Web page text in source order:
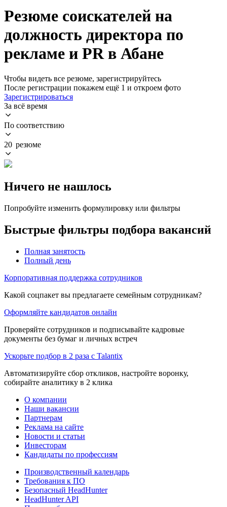
Резюме соискателей на
должность директора по
рекламе и PR в Абане
Чтобы видеть все резюме, зарегистрируйтесь
После регистрации покажем ещё 1 и откроем фото
Зарегистрироваться
За всё время
По соответствию
20 резюме
Ничего не нашлось
Попробуйте изменить формулировку или фильтры
Быстрые фильтры подбора вакансий
Полная занятость
Полный день
Корпоративная поддержка сотрудников
Какой соцпакет вы предлагаете семейным сотрудникам?
Оформляйте кандидатов онлайн
Проверяйте сотрудников и подписывайте кадровые
документы без бумаг и личных встреч
Ускорьте подбор в 2 раза с Talantix
Автоматизируйте сбор откликов, настройте воронку,
собирайте аналитику в 2 клика
О компании
Наши вакансии
Партнерам
Реклама на сайте
Новости и статьи
Инвесторам
Кандидаты по профессиям
Производственный календарь
Требования к ПО
Безопасный HeadHunter
HeadHunter API